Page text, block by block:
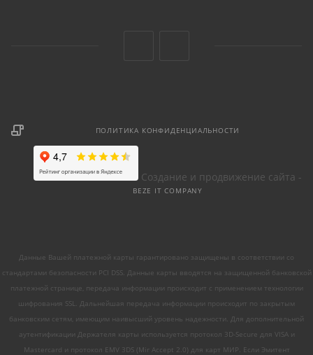
ПОЛИТИКА КОНФИДЕНЦИАЛЬНОСТИ
Создание и продвижение сайта -
BEZE IT COMPANY
Данные Вашей платежной карты гарантировано защищены в соответствии со
стандартами безопасности PCI DSS. Данные карты вводятся на защищенной банковской
платежной странице, передача информации происходит с применением технологии
шифрования SSL. Дальнейшая передача информации происходит по закрытым
банковским сетям, имеющим наивысший уровень надежности. Для дополнительной
аутентификации Держателя карты используется протокол 3D-Secure для VISA и
Mastercard и протокол EMV 3DS (Mir Accept 2.0) для карт МИР. Если Эмитент